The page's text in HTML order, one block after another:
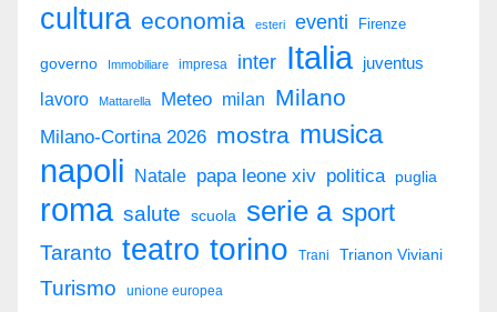
cultura economia esteri eventi Firenze
governo Immobiliare impresa inter Italia juventus
lavoro
Mattarella Meteo milan Milano
Milano-Cortina 2026 mostra musica
napoli Natale papa leone xiv politica puglia
roma salute scuola serie a sport
Taranto teatro torino Trani Trianon Viviani
Turismo unione europea